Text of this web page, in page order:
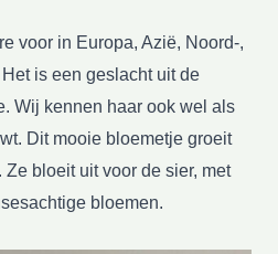
voor in Europa, Azië, Noord-,
is een geslacht uit de
Wij kennen haar ook wel als
Dit mooie bloemetje groeit
bloeit uit voor de sier, met
bloemen.